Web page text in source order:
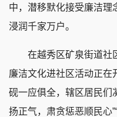
中，潜移默化接受廉洁理
浸润千家万户。
在越秀区矿泉街道社区
廉洁文化进社区活动正在
砚一应俱全，辖区居民们
扬正气，肃贪惩恶顺民心